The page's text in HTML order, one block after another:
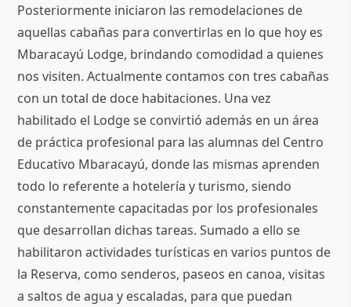
Posteriormente iniciaron las remodelaciones de
aquellas cabañas para convertirlas en lo que hoy es
Mbaracayú Lodge, brindando comodidad a quienes
nos visiten. Actualmente contamos con tres cabañas
con un total de doce habitaciones. Una vez
habilitado el Lodge se convirtió además en un área
de práctica profesional para las alumnas del Centro
Educativo Mbaracayú, donde las mismas aprenden
todo lo referente a hotelería y turismo, siendo
constantemente capacitadas por los profesionales
que desarrollan dichas tareas. Sumado a ello se
habilitaron actividades turísticas en varios puntos de
la Reserva, como senderos, paseos en canoa, visitas
a saltos de agua y escaladas, para que puedan